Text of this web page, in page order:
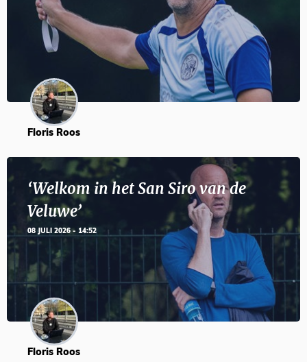
Floris Roos
‘Welkom in het San Siro van de
Veluwe’
08 JULI 2026 - 14:52
Floris Roos